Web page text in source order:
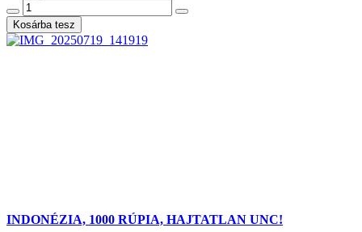
INDONÉZIA, 1000 RÚPIA, HAJTATLAN UNC!